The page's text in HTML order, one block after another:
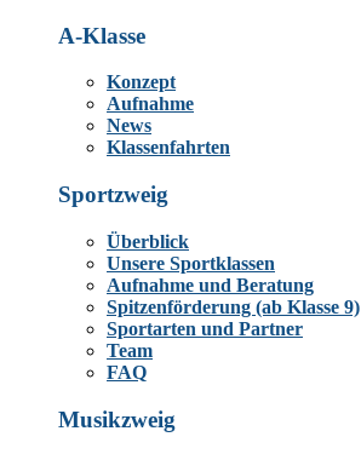
A-Klasse
Konzept
Aufnahme
News
Klassenfahrten
Sportzweig
Überblick
Unsere Sportklassen
Aufnahme und Beratung
Spitzenförderung (ab Klasse 9)
Sportarten und Partner
Team
FAQ
Musikzweig